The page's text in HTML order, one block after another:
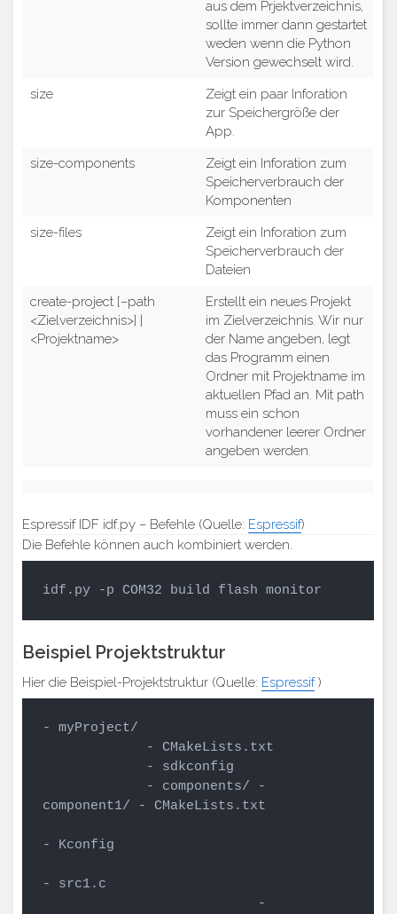
aus dem Prjektverzeichnis,
sollte immer dann gestartet
weden wenn die Python
Version gewechselt wird.
size
Zeigt ein paar Inforation
zur Speichergröße der
App.
size-components
Zeigt ein Inforation zum
Speicherverbrauch der
Komponenten
size-files
Zeigt ein Inforation zum
Speicherverbrauch der
Dateien
create-project [–path
<Zielverzeichnis>] |
<Projektname>
Erstellt ein neues Projekt
im Zielverzeichnis. Wir nur
der Name angeben, legt
das Programm einen
Ordner mit Projektname im
aktuellen Pfad an. Mit path
muss ein schon
vorhandener leerer Ordner
angeben werden.
Espressif IDF idf.py – Befehle (Quelle: Espressif)
Die Befehle können auch kombiniert werden.
idf.py -p COM32 build flash monitor
Beispiel Projektstruktur
Hier die Beispiel-Projektstruktur (Quelle: Espressif)
- myProject/
component1/ - CMakeLists.txt
- Kconfig
- src1.c